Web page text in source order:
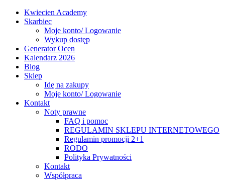
Kwiecien Academy
Skarbiec
Moje konto/ Logowanie
Wykup dostęp
Generator Ocen
Kalendarz 2026
Blog
Sklep
Idę na zakupy
Moje konto/ Logowanie
Kontakt
Noty prawne
FAQ i pomoc
REGULAMIN SKLEPU INTERNETOWEGO
Regulamin promocji 2+1
RODO
Polityka Prywatności
Kontakt
Współpraca